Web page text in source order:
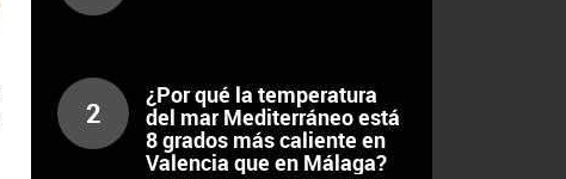
2
¿Por qué la temperatura
del mar Mediterráneo está
8 grados más caliente en
Valencia que en Málaga?